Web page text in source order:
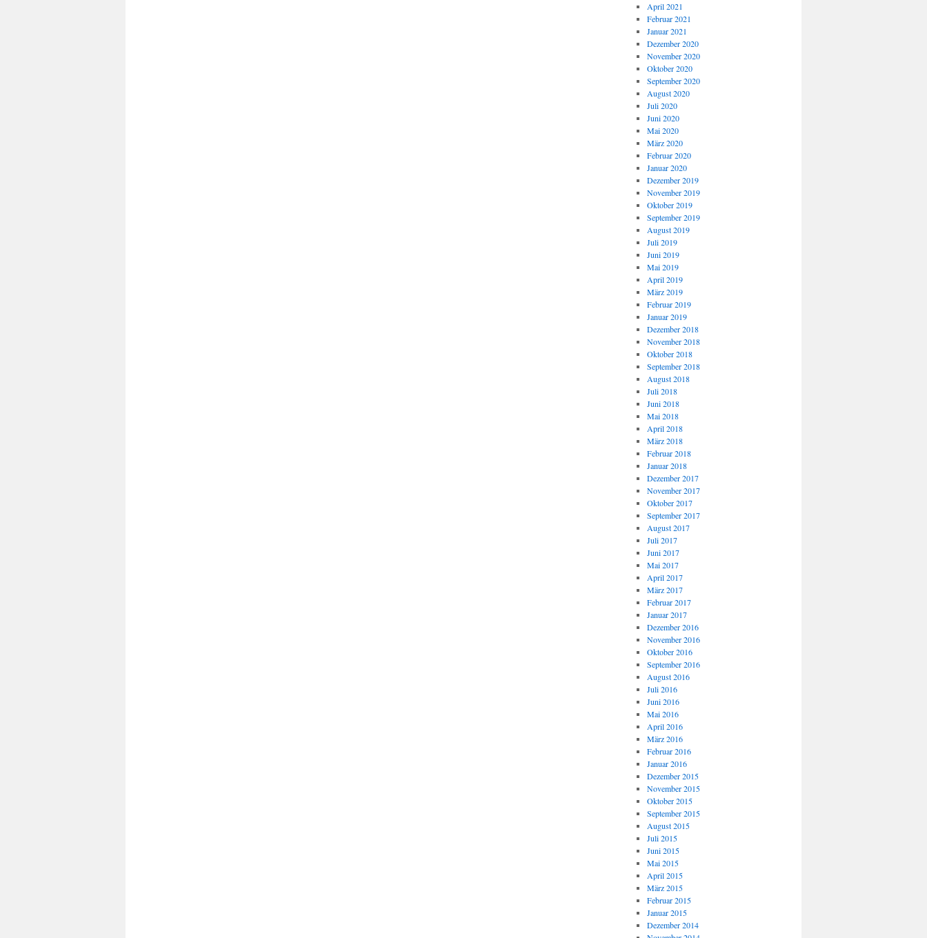
April 2021
Februar 2021
Januar 2021
Dezember 2020
November 2020
Oktober 2020
September 2020
August 2020
Juli 2020
Juni 2020
Mai 2020
März 2020
Februar 2020
Januar 2020
Dezember 2019
November 2019
Oktober 2019
September 2019
August 2019
Juli 2019
Juni 2019
Mai 2019
April 2019
März 2019
Februar 2019
Januar 2019
Dezember 2018
November 2018
Oktober 2018
September 2018
August 2018
Juli 2018
Juni 2018
Mai 2018
April 2018
März 2018
Februar 2018
Januar 2018
Dezember 2017
November 2017
Oktober 2017
September 2017
August 2017
Juli 2017
Juni 2017
Mai 2017
April 2017
März 2017
Februar 2017
Januar 2017
Dezember 2016
November 2016
Oktober 2016
September 2016
August 2016
Juli 2016
Juni 2016
Mai 2016
April 2016
März 2016
Februar 2016
Januar 2016
Dezember 2015
November 2015
Oktober 2015
September 2015
August 2015
Juli 2015
Juni 2015
Mai 2015
April 2015
März 2015
Februar 2015
Januar 2015
Dezember 2014